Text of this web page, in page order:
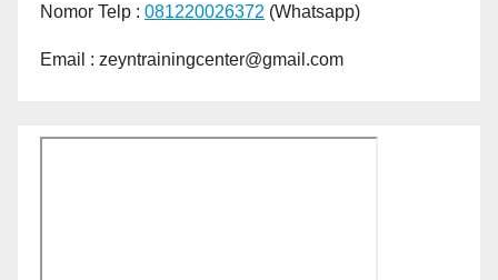
Nomor Telp : 081220026372 (Whatsapp)
Email : zeyntrainingcenter@gmail.com